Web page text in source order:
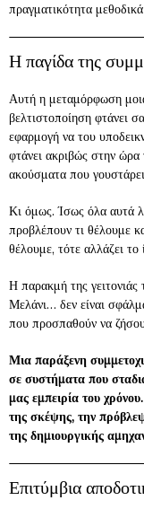
πραγματικότητα
Η παγίδα της
Αυτή η μεταμόρφωση
βελτιστοποίηση φτάνει
εφαρμογή να του
φτάνει ακριβώς στην ώρα
ακούσματα που
Κι όμως. Ίσως όλα αυτά
προβλέπουν τι θέλουμε
θέλουμε, τότε αλλάζει
Η παρακμή της
Μελάνι… δεν είναι
που προσπαθούν να
Μια παράξενη
σε συστήματα που
μας εμπειρία του
της σκέψης, την
της δημιουργικής
Επιτύμβια